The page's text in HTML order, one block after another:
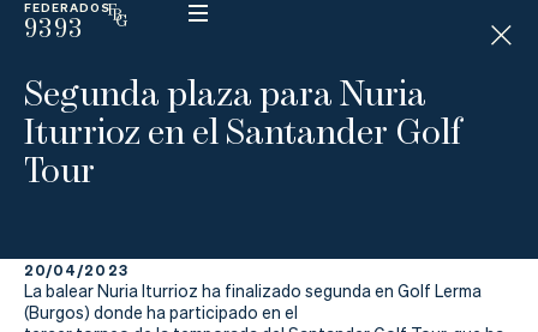
FEDERADOS
9393
ESP
N
D
I
C
A
P
La
Segunda plaza para Nuria
Iturrioz en el Santander Golf
Tour
20/04/2023
La balear Nuria Iturrioz ha finalizado segunda en Golf Lerma
(Burgos) donde ha participado en el